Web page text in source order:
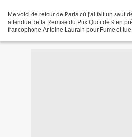
Me voici de retour de Paris où j'ai fait un saut
attendue de la Remise du Prix Quoi de 9 en
francophone Antoine Laurain pour Fume et